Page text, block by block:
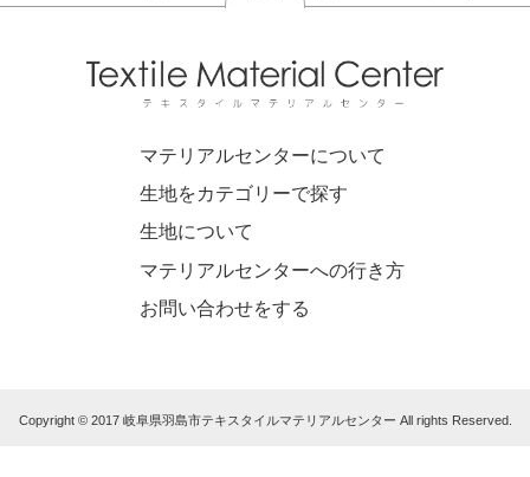
マテリアルセンターについて
生地をカテゴリーで探す
生地について
マテリアルセンターへの行き方
お問い合わせをする
Copyright © 2017 岐阜県羽島市テキスタイルマテリアルセンター All rights Reserved.